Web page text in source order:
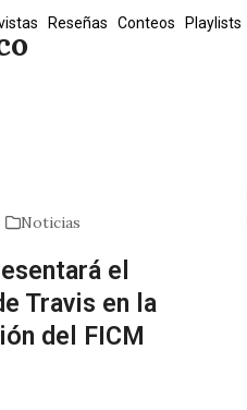
Reseñas Conteos Playlists
Noticias
el
Travis en la
del FICM